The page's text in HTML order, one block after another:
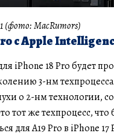
(фото: MacRumors)
с Apple
iPhone 18 Pro будет
3-нм
о 2-нм технологии,
тот же техпроцесс, что
для A19 Pro в iPhone